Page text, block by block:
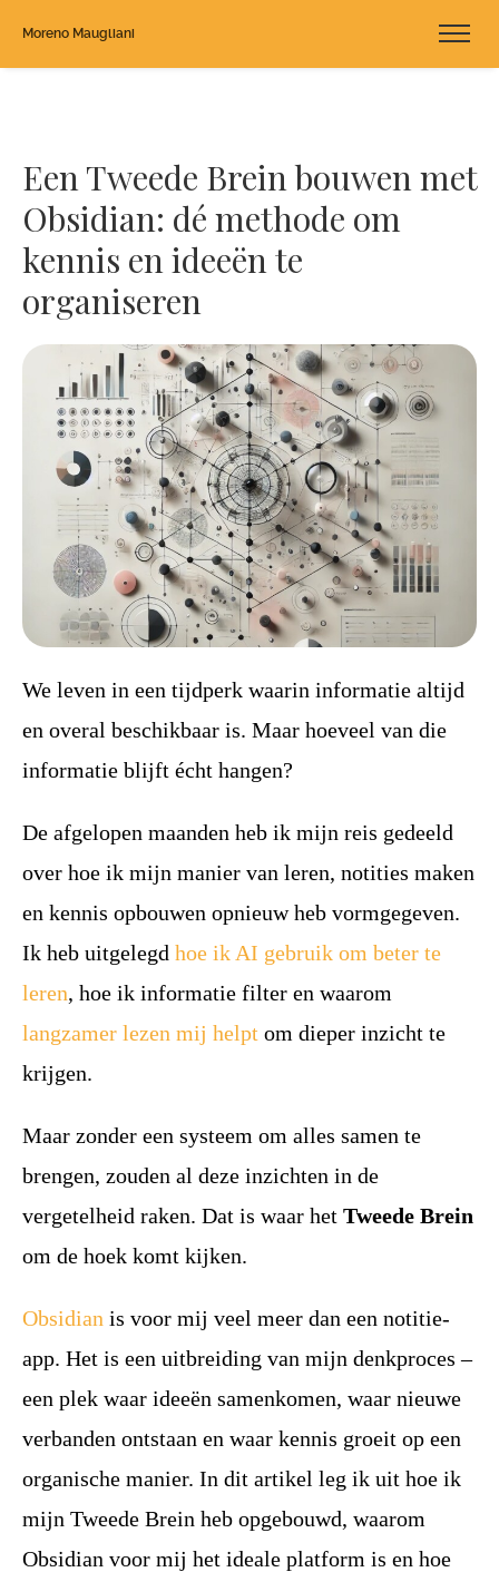
Moreno Maugliani
Een Tweede Brein bouwen met
Obsidian: dé methode om
kennis en ideeën te
organiseren
We leven in een tijdperk waarin informatie altijd
en overal beschikbaar is. Maar hoeveel van die
informatie blijft écht hangen?
De afgelopen maanden heb ik mijn reis gedeeld
over hoe ik mijn manier van leren, notities maken
en kennis opbouwen opnieuw heb vormgegeven.
Ik heb uitgelegd hoe ik AI gebruik om beter te
leren, hoe ik informatie filter en waarom
langzamer lezen mij helpt om dieper inzicht te
krijgen.
Maar zonder een systeem om alles samen te
brengen, zouden al deze inzichten in de
vergetelheid raken. Dat is waar het Tweede Brein
om de hoek komt kijken.
Obsidian is voor mij veel meer dan een notitie-
app. Het is een uitbreiding van mijn denkproces –
een plek waar ideeën samenkomen, waar nieuwe
verbanden ontstaan en waar kennis groeit op een
organische manier. In dit artikel leg ik uit hoe ik
mijn Tweede Brein heb opgebouwd, waarom
Obsidian voor mij het ideale platform is en hoe